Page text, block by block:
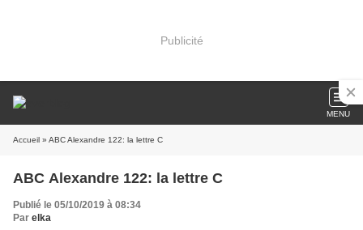
Publicité
MENU
Accueil » ABC Alexandre 122: la lettre C
ABC Alexandre 122: la lettre C
Publié le 05/10/2019 à 08:34
Par elka